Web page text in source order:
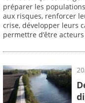
préparer les
aux risques, renforcer
crise, développer leurs
permettre d’être